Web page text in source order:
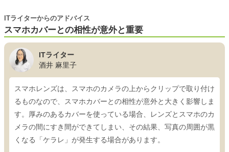
スマホカバーとの相性が意外と重要
ITライターからのアドバイス
ITライター
酒井 麻里子
スマホレンズは、スマホのカメラの上からクリップで取り付け
るものなので、スマホカバーとの相性が意外と大きく影響しま
す。厚みのあるカバーを使っている場合、レンズとスマホのカ
メラの間にすき間ができてしまい、その結果、写真の周囲が黒
くなる「ケラレ」が発生する場合があります。